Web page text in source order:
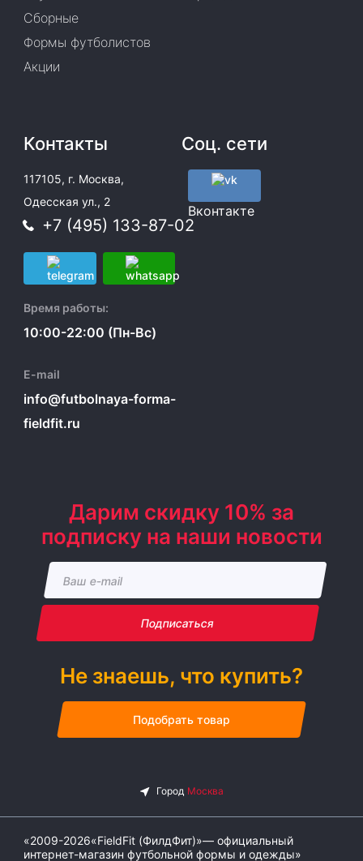
Сборные
Формы футболистов
Акции
Контакты
117105, г. Москва,
Одесская ул., 2
+7 (495) 133-87-02
Время работы:
10:00-22:00 (Пн-Вс)
E-mail
info@futbolnaya-forma-
fieldfit.ru
Соц. сети
Вконтакте
Дарим скидку 10% за
подписку на наши новости
Подписаться
Не знаешь, что купить?
Подобрать товар
«2009-2026«FieldFit (ФилдФит)»— официальный
интернет-магазин футбольной формы и одежды»